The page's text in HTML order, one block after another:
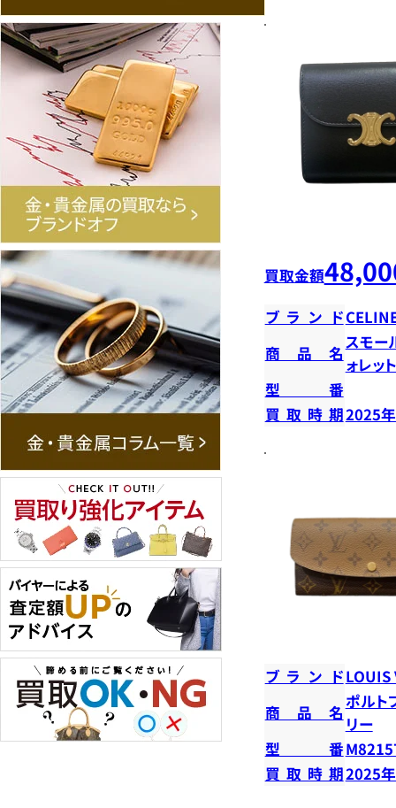
買取金額
ブランド
商品名
スモー
ォレッ
型番
買取時期2025
ブランドLOUIS
商品名
ポルト
リー
型番
買取時期2025